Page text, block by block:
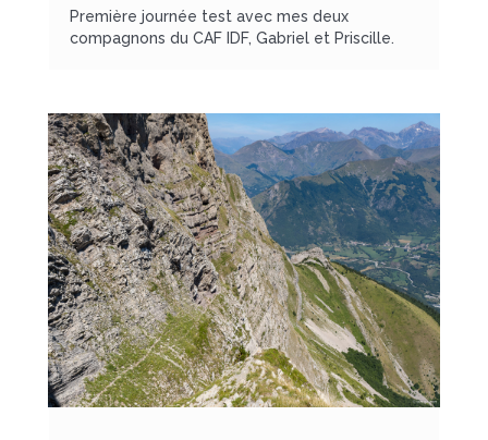
Première journée test avec mes deux
compagnons du CAF IDF, Gabriel et Priscille.